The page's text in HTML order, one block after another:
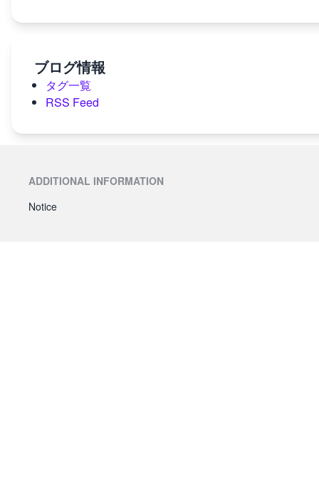
ブログ情報
タグ一覧
RSS Feed
ADDITIONAL INFORMATION
Notice